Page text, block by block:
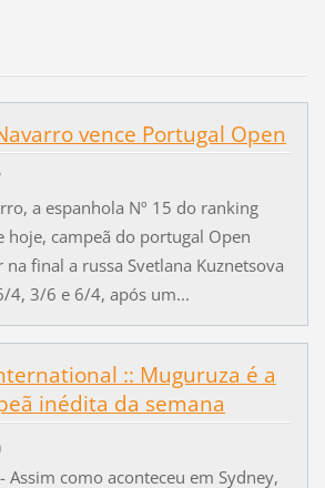
vence Portugal Open
a espanhola Nº 15 do ranking
hoje, campeã do portugal Open
final a russa Svetlana Kuznetsova
4, 3/6 e 6/4, após um...
:: Muguruza é a
inédita da semana
Assim como aconteceu em Sydney,